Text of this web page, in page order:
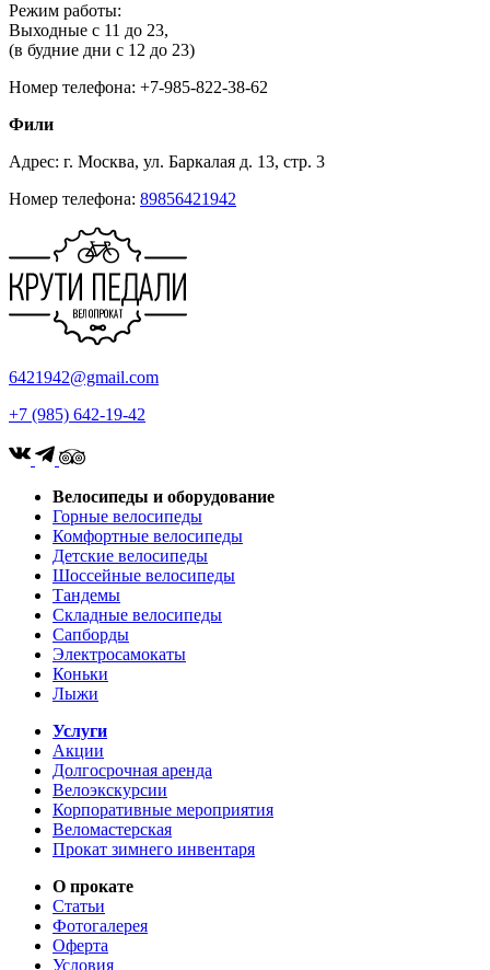
Режим работы:
Выходные с 11 до 23,
(в будние дни с 12 до 23)
Номер телефона: +7-985-822-38-62
Фили
Адрес: г. Москва, ул. Баркалая д. 13, стр. 3
Номер телефона: 89856421942
6421942@gmail.com
+7 (985) 642-19-42
Велосипеды и оборудование
Горные велосипеды
Комфортные велосипеды
Детские велосипеды
Шоссейные велосипеды
Тандемы
Складные велосипеды
Сапборды
Электросамокаты
Коньки
Лыжи
Услуги
Акции
Долгосрочная аренда
Велоэкскурсии
Корпоративные мероприятия
Веломастерская
Прокат зимнего инвентаря
О прокате
Статьи
Фотогалерея
Оферта
Условия